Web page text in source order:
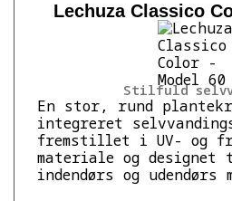
Stilfuld
Lechuza Classico
En stor, rund
integreret
fremstillet i UV- og
materiale og designet
indendørs og udendørs